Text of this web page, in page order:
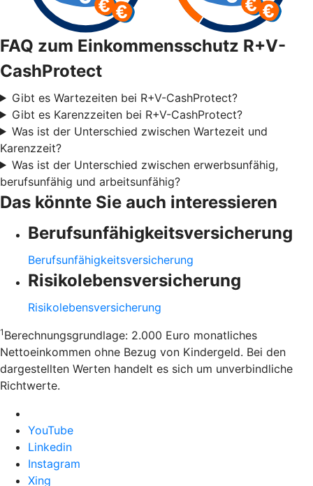
FAQ zum Einkommensschutz R+V-
CashProtect
Gibt es Wartezeiten bei R+V-CashProtect?
Gibt es Karenzzeiten bei R+V-CashProtect?
Was ist der Unterschied zwischen Wartezeit und
Karenzzeit?
Was ist der Unterschied zwischen erwerbsunfähig,
berufsunfähig und arbeitsunfähig?
Das könnte Sie auch interessieren
Berufsunfähigkeitsversicherung
Berufsunfähigkeitsversicherung
Risikolebensversicherung
Risikolebensversicherung
1 Berechnungsgrundlage: 2.000 Euro monatliches
Nettoeinkommen ohne Bezug von Kindergeld. Bei den
dargestellten Werten handelt es sich um unverbindliche
Richtwerte.
YouTube
Linkedin
Instagram
Xing